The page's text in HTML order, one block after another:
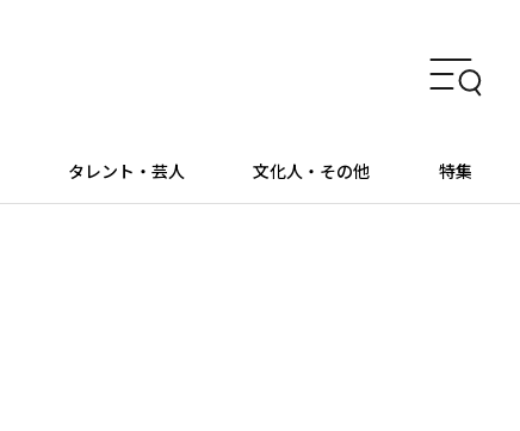
タレント・芸人 文化人・その他 特集